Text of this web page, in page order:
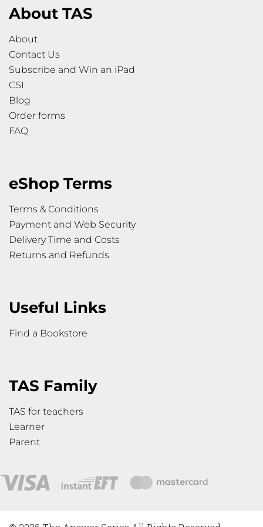
About TAS
About
Contact Us
Subscribe and Win an iPad
CSI
Blog
Order forms
FAQ
eShop Terms
Terms & Conditions
Payment and Web Security
Delivery Time and Costs
Returns and Refunds
Useful Links
Find a Bookstore
TAS Family
TAS for teachers
Learner
Parent